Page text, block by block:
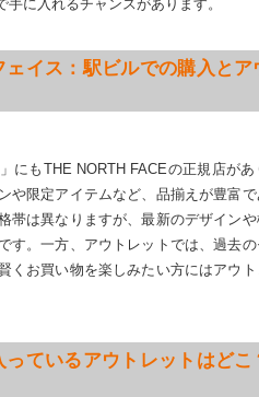
に入れるチャンスがあります。
イス：駅ビルでの購入とア
にもTHE NORTH FACEの正規店が
や限定アイテムなど、品揃えが豊富
帯は異なりますが、最新のデザイン
す。一方、アウトレットでは、過去
くお買い物を楽しみたい方にはアウ
ているアウトレットはどこ